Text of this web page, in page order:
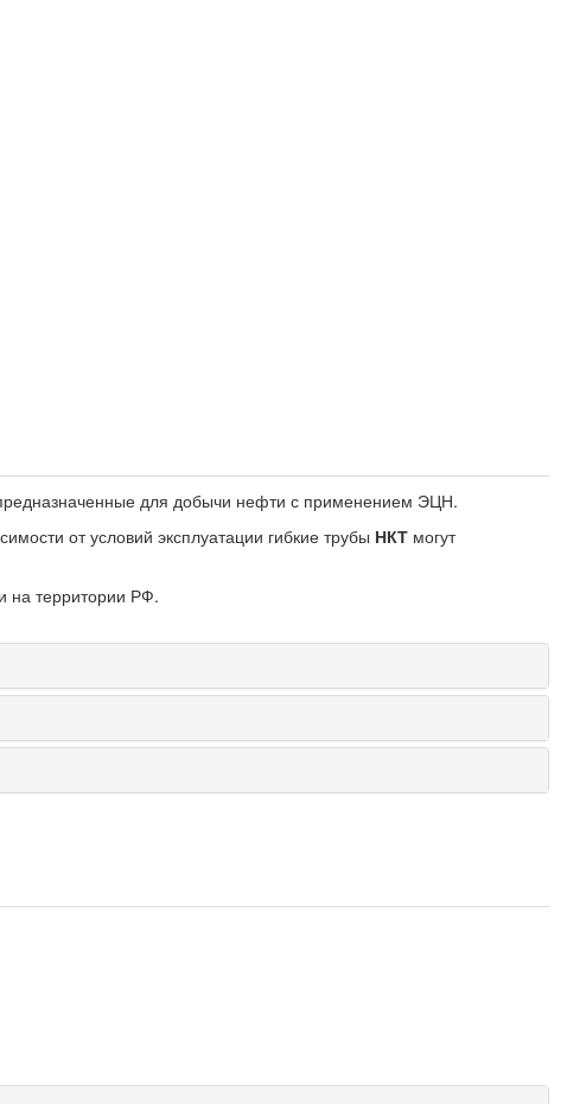
для добычи нефти с применением ЭЦН.
от условий эксплуатации гибкие трубы НКТ могут
на территории РФ.